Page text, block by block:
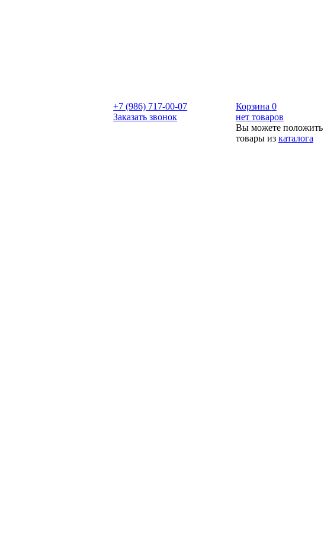
+7 (986) 717-00-07
Заказать звонок
Корзина 0
нет товаров
Вы можете положить
товары из каталога